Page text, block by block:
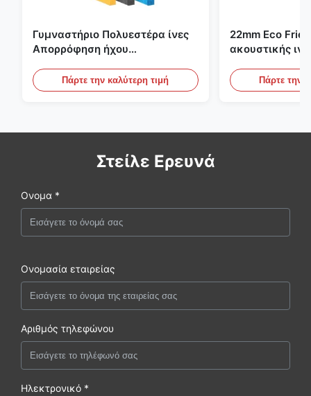
Γυμναστήριο Πολυεστέρα ίνες
Απορρόφηση ήχου
εξατομικευμένο σχεδιασμό
Πάρτε την καλύτερη τιμή
22mm Eco
ακουστικής
σινεμάΠάρτε την
Στείλε Ερευνά
Ονομα *
Ονομασία εταιρείας
Αριθμός τηλεφώνου
Ηλεκτρονικό *